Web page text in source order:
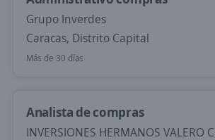
Grupo Inverdes
Caracas, Distrito Capital
Más de 30 días
Analista de compras
INVERSIONES HERMANOS VALERO